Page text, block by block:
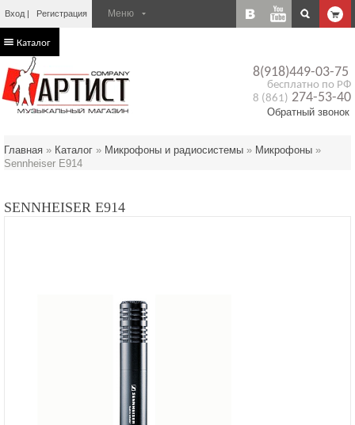
Вход Регистрация
8(918)449-03-75
бесплатно по РФ
8 (861) 274-53-40
Обратный звонок
Каталог
Главная » Каталог » Микрофоны и радиосистемы » Микрофоны »
Sennheiser E914
SENNHEISER E914